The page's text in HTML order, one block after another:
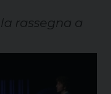
rassegna a